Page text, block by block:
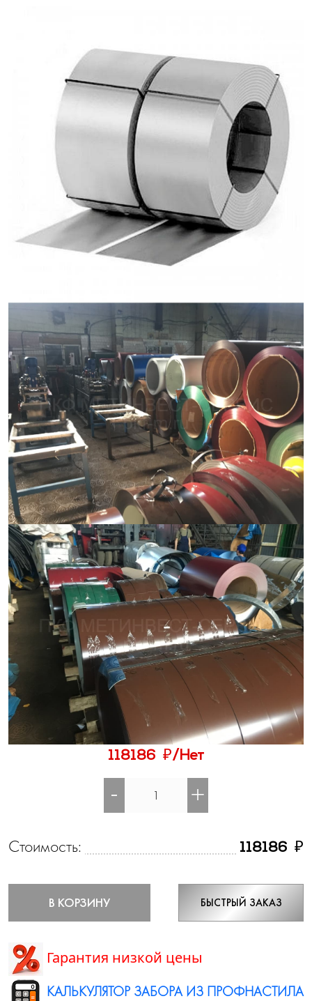
118186 ₽/Нет
- +
Стоимость: 118186 ₽
В КОРЗИНУ БЫСТРЫЙ ЗАКАЗ
Гарантия низкой цены
КАЛЬКУЛЯТОР ЗАБОРА ИЗ ПРОФНАСТИЛА